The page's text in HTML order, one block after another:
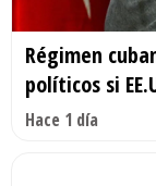
Régimen
políticos si
Hace 1 día